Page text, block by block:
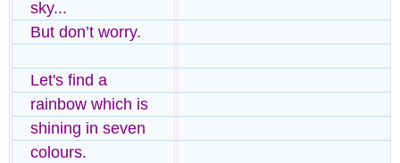
sky...
But don’t worry.
Let's find a
rainbow which is
shining in seven
colours.